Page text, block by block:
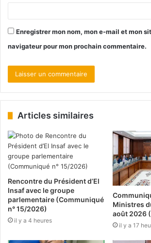
Enregistrer mon nom, mon e-mail et mon
navigateur pour mon prochain commentaire.
Articles similaires
Rencontre du Président d’El
Insaf avec le groupe
parlementaire (Communiqué
n° 15/2026)
il y a 4 heures
Ministres
août 2026
il y a 17